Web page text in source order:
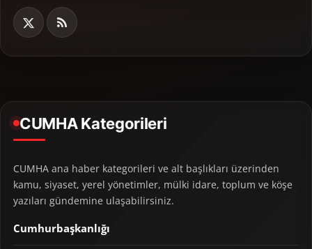
CUMHA Kategorileri
CUMHA ana haber kategorileri ve alt başlıkları üzerinden
kamu, siyaset, yerel yönetimler, mülki idare, toplum ve köşe
yazıları gündemine ulaşabilirsiniz.
Cumhurbaşkanlığı